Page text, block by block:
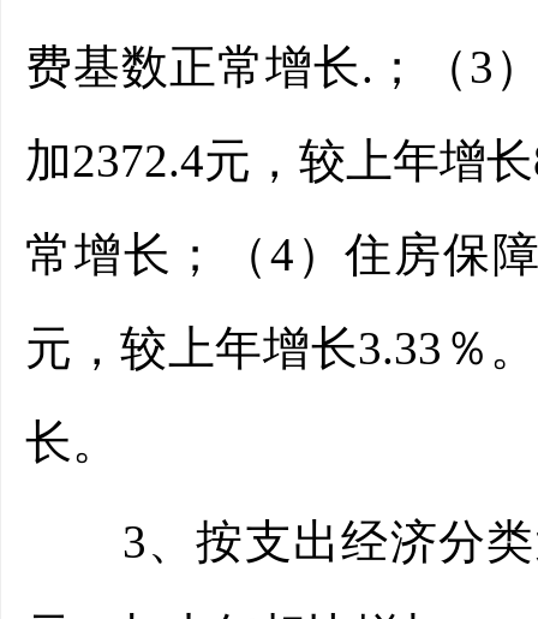
费基数正常增长.；（3
加2372.4元，较上年增
常增长；（4）住房保
元，较上年增长3.33％
长。
3、按支出经济分类